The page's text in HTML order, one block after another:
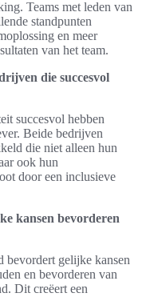
Teams met leden van
standpunten
en meer
van het team.
die succesvol
succesvol hebben
Beide bedrijven
die niet alleen hun
ook hun
door een inclusieve
kansen bevorderen
bevordert gelijke kansen
en bevorderen van
Dit creëert een